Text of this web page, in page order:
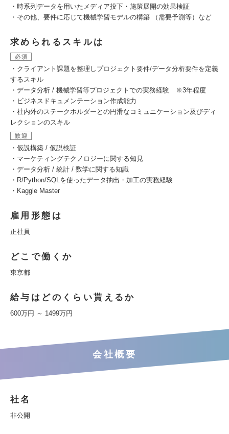
・時系列データを用いたメディア投下・施策展開の効果検証
・その他、要件に応じて機械学習モデルの構築 （需要予測等）など
求められるスキルは
必須
・クライアント課題を整理しプロジェクト要件/データ分析要件を定義
するスキル
・データ分析 / 機械学習等プロジェクトでの実務経験 ※3年程度
・ビジネスドキュメンテーション作成能力
・社内外のステークホルダーとの円滑なコミュニケーション及びディ
レクションのスキル
歓迎
・仮説構築 / 仮説検証
・マーケティングテクノロジーに関する知見
・データ分析 / 統計 / 数学に関する知識
・R/Python/SQLを使ったデータ抽出・加工の実務経験
・Kaggle Master
雇用形態は
正社員
どこで働くか
東京都
給与はどのくらい貰えるか
600万円 ～ 1499万円
会社概要
社名
非公開